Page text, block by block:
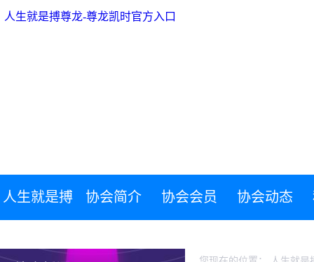
人生就是搏尊龙-尊龙凯时官方入口
人生就是搏 协会简介 协会会员 协会动态